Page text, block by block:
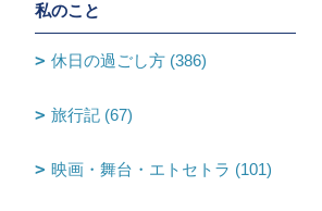
私のこと
休日の過ごし方 (386)
旅行記 (67)
映画・舞台・エトセトラ (101)